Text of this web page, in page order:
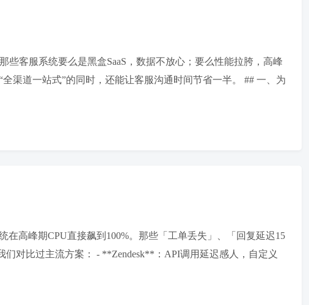
客服系统要么是黑盒SaaS，数据不放心；要么性能拉胯，高峰
渠道一站式”的同时，还能让客服沟通时间节省一半。 ## 一、为
高峰期CPU直接飙到100%。那些「工单丢失」、「回复延迟15
对比过主流方案： - **Zendesk**：API调用延迟感人，自定义